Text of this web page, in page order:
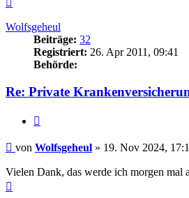
Wolfsgeheul
Beiträge: 32
Registriert: 26. Apr 2011, 09:41
Behörde:
Re: Private
Beitrag
von Wolfsgeheul » 19. Nov 2024,
Vielen Dank, das werde ich morgen mal